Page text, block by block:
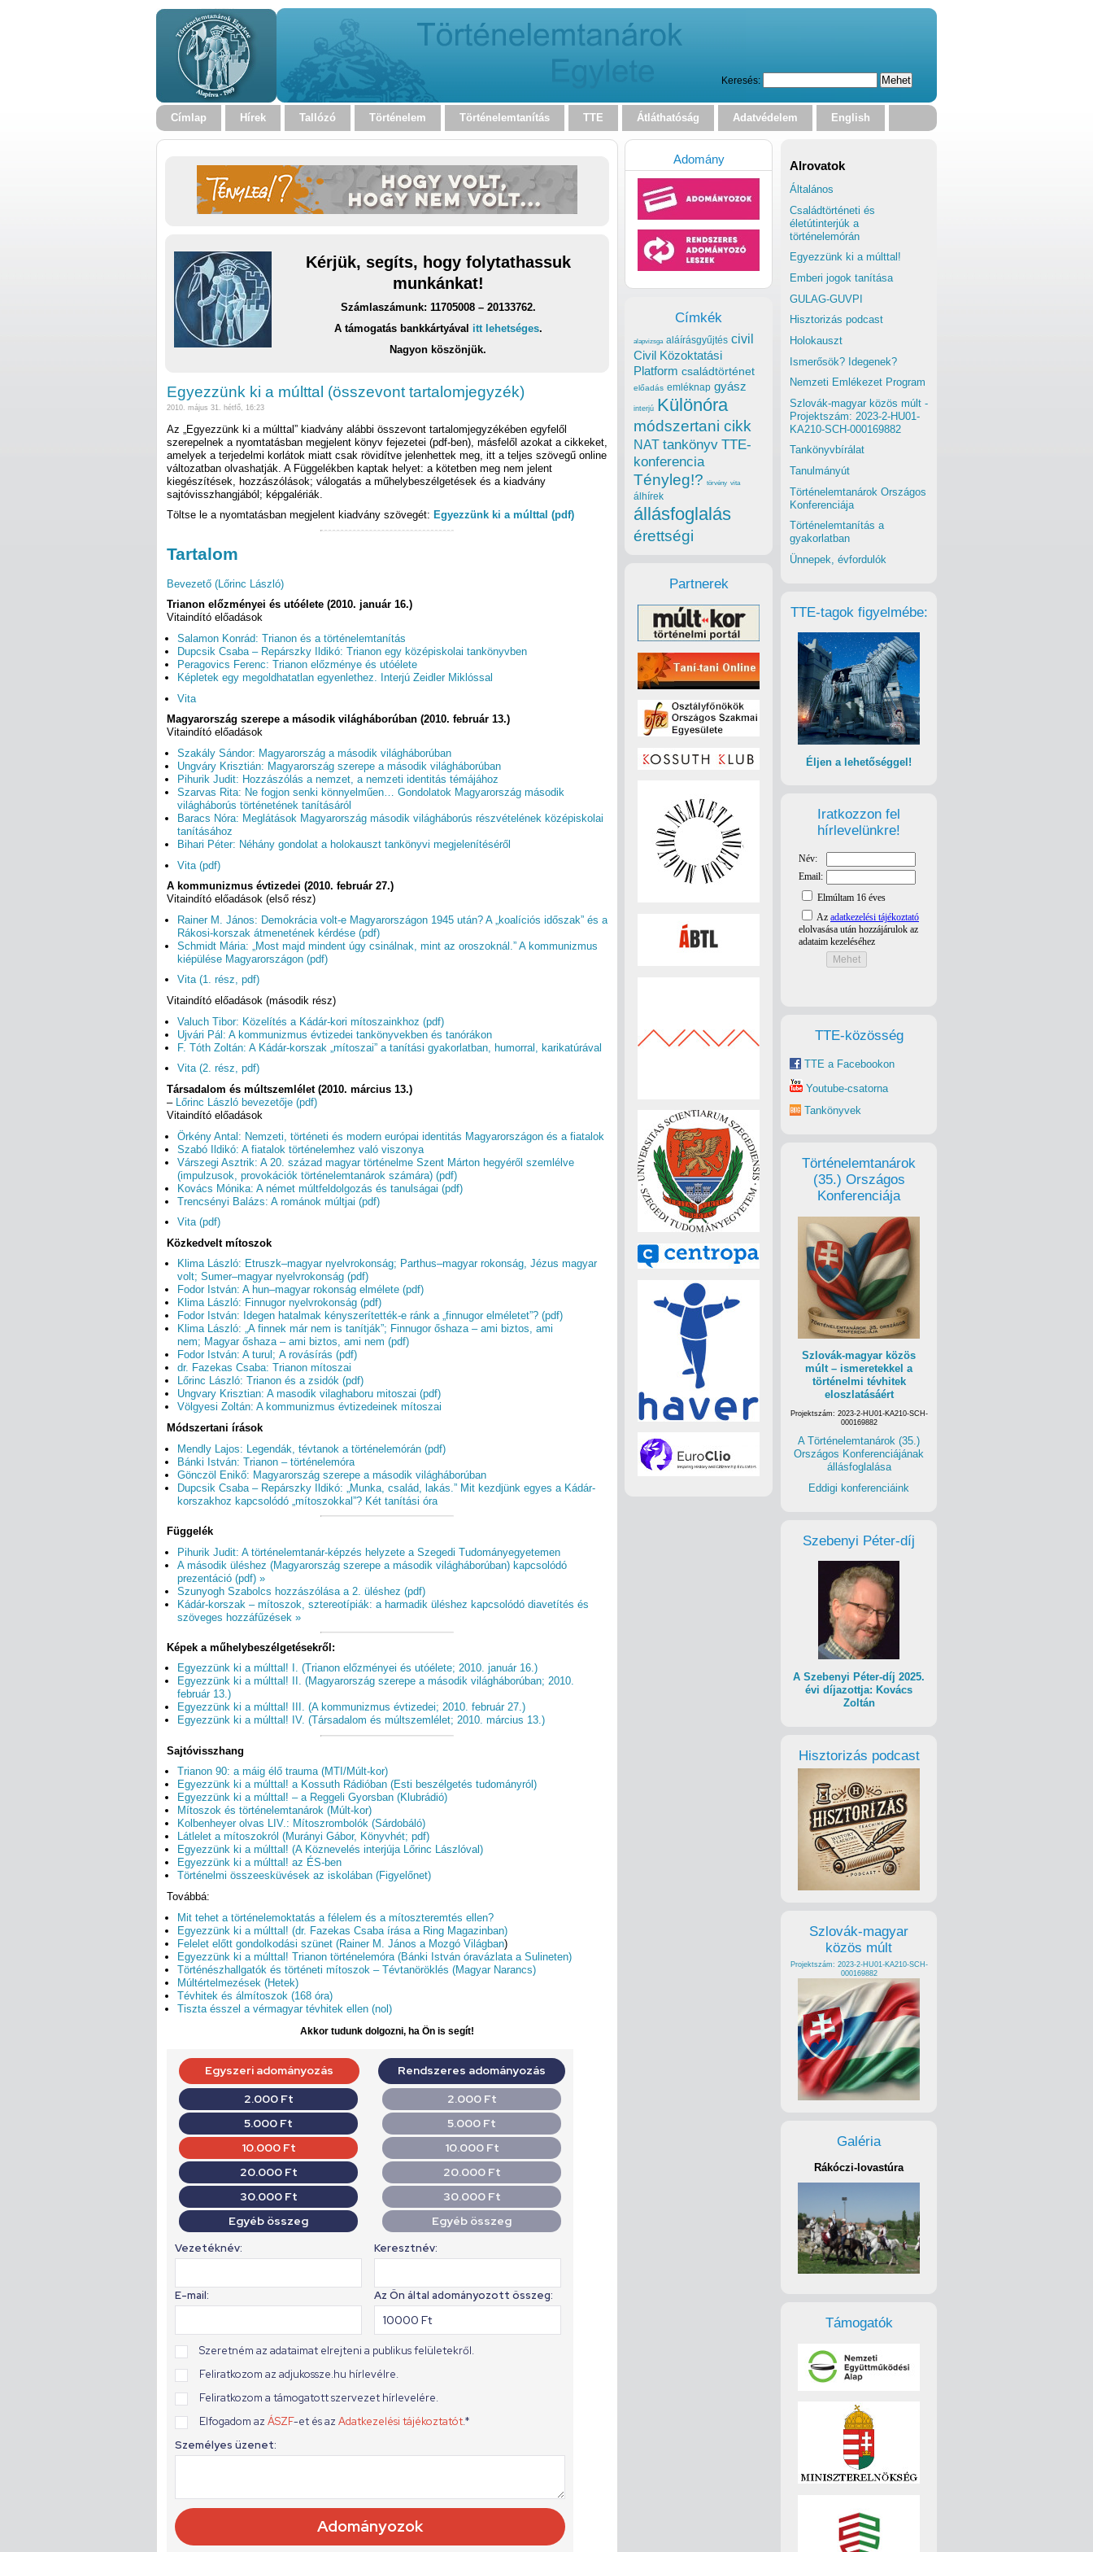
Keresés:
Címlap Hírek Tallózó Történelem Történelemtanítás TTE Átláthatóság Adatvédelem English
Kérjük, segíts, hogy folytathassuk
munkánkat!
Számlaszámunk: 11705008 – 20133762.
A támogatás bankkártyával itt lehetséges.
Nagyon köszönjük.
Egyezzünk ki a múlttal (összevont tartalomjegyzék)
2010. május 31. hétfő, 16:23
Az „Egyezzünk ki a múlttal” kiadvány alábbi összevont tartalomjegyzékében egyfelől
szerepelnek a nyomtatásban megjelent könyv fejezetei (pdf-ben), másfelől azokat a cikkeket,
amelyek a terjedelmi korlátok miatt csak rövidítve jelenhettek meg, itt a teljes szövegű online
változatban olvashatják. A Függelékben kaptak helyet: a kötetben meg nem jelent
kiegészítések, hozzászólások; válogatás a műhelybeszélgetések és a kiadvány
sajtóvisszhangjából; képgalériák.
Töltse le a nyomtatásban megjelent kiadvány szövegét: Egyezzünk ki a múlttal (pdf)
Tartalom
Bevezető (Lőrinc László)
Trianon előzményei és utóélete (2010. január 16.)
Vitaindító előadások
Salamon Konrád: Trianon és a történelemtanítás
Dupcsik Csaba – Repárszky Ildikó: Trianon egy középiskolai tankönyvben
Peragovics Ferenc: Trianon előzménye és utóélete
Képletek egy megoldhatatlan egyenlethez. Interjú Zeidler Miklóssal
Vita
Magyarország szerepe a második világháborúban (2010. február 13.)
Vitaindító előadások
Szakály Sándor: Magyarország a második világháborúban
Ungváry Krisztián: Magyarország szerepe a második világháborúban
Pihurik Judit: Hozzászólás a nemzet, a nemzeti identitás témájához
Szarvas Rita: Ne fogjon senki könnyelműen… Gondolatok Magyarország második
világháborús történetének tanításáról
Baracs Nóra: Meglátások Magyarország második világháborús részvételének középiskolai
tanításához
Bihari Péter: Néhány gondolat a holokauszt tankönyvi megjelenítéséről
Vita (pdf)
A kommunizmus évtizedei (2010. február 27.)
Vitaindító előadások (első rész)
Rainer M. János: Demokrácia volt-e Magyarországon 1945 után? A „koalíciós időszak” és a
Rákosi-korszak átmenetének kérdése (pdf)
Schmidt Mária: „Most majd mindent úgy csinálnak, mint az oroszoknál.” A kommunizmus
kiépülése Magyarországon (pdf)
Vita (1. rész, pdf)
Vitaindító előadások (második rész)
Valuch Tibor: Közelítés a Kádár-kori mítoszainkhoz (pdf)
Ujvári Pál: A kommunizmus évtizedei tankönyvekben és tanórákon
F. Tóth Zoltán: A Kádár-korszak „mítoszai” a tanítási gyakorlatban, humorral, karikatúrával
Vita (2. rész, pdf)
Társadalom és múltszemlélet (2010. március 13.)
–
Lőrinc László bevezetője (pdf)
Vitaindító előadások
Örkény Antal: Nemzeti, történeti és modern európai identitás Magyarországon és a fiatalok
Szabó Ildikó: A fiatalok történelemhez való viszonya
Várszegi Asztrik: A 20. század magyar történelme Szent Márton hegyéről szemlélve
(impulzusok, provokációk történelemtanárok számára) (pdf)
Kovács Mónika: A német múltfeldolgozás és tanulságai (pdf)
Trencsényi Balázs: A románok múltjai (pdf)
Vita (pdf)
Közkedvelt mítoszok
Klima László: Etruszk–magyar nyelvrokonság; Parthus–magyar rokonság, Jézus magyar
volt; Sumer–magyar nyelvrokonság (pdf)
Fodor István: A hun–magyar rokonság elmélete (pdf)
Klima László: Finnugor nyelvrokonság (pdf)
Fodor István: Idegen hatalmak kényszerítették-e ránk a „finnugor elméletet”? (pdf)
Klima László: „A finnek már nem is tanítják”; Finnugor őshaza – ami biztos, ami
nem; Magyar őshaza – ami biztos, ami nem (pdf)
Fodor István: A turul; A rovásírás (pdf)
dr. Fazekas Csaba: Trianon mítoszai
Lőrinc László: Trianon és a zsidók (pdf)
Ungvary Krisztian: A masodik vilaghaboru mitoszai (pdf)
Völgyesi Zoltán: A kommunizmus évtizedeinek mítoszai
Módszertani írások
Mendly Lajos: Legendák, tévtanok a történelemórán (pdf)
Bánki István: Trianon – történelemóra
Gönczöl Enikő: Magyarország szerepe a második világháborúban
Dupcsik Csaba – Repárszky Ildikó: „Munka, család, lakás.” Mit kezdjünk egyes a Kádár-
korszakhoz kapcsolódó „mítoszokkal”? Két tanítási óra
Függelék
Pihurik Judit: A történelemtanár-képzés helyzete a Szegedi Tudományegyetemen
A második üléshez (Magyarország szerepe a második világháborúban) kapcsolódó
prezentáció (pdf) »
Szunyogh Szabolcs hozzászólása a 2. üléshez (pdf)
Kádár-korszak – mítoszok, sztereotípiák: a harmadik üléshez kapcsolódó diavetítés és
szöveges hozzáfűzések »
Képek a műhelybeszélgetésekről:
Egyezzünk ki a múlttal! I. (Trianon előzményei és utóélete; 2010. január 16.)
Egyezzünk ki a múlttal! II. (Magyarország szerepe a második világháborúban; 2010.
február 13.)
Egyezzünk ki a múlttal! III. (A kommunizmus évtizedei; 2010. február 27.)
Egyezzünk ki a múlttal! IV. (Társadalom és múltszemlélet; 2010. március 13.)
Sajtóvisszhang
Trianon 90: a máig élő trauma (MTI/Múlt-kor)
Egyezzünk ki a múlttal! a Kossuth Rádióban (Esti beszélgetés tudományról)
Egyezzünk ki a múlttal! – a Reggeli Gyorsban (Klubrádió)
Mítoszok és történelemtanárok (Múlt-kor)
Kolbenheyer olvas LIV.: Mítoszrombolók (Sárdobáló)
Látlelet a mítoszokról (Murányi Gábor, Könyvhét; pdf)
Egyezzünk ki a múlttal! (A Köznevelés interjúja Lőrinc Lászlóval)
Egyezzünk ki a múlttal! az ÉS-ben
Történelmi összeesküvések az iskolában (Figyelőnet)
Továbbá:
Mit tehet a történelemoktatás a félelem és a mítoszteremtés ellen?
Egyezzünk ki a múlttal! (dr. Fazekas Csaba írása a Ring Magazinban)
Felelet előtt gondolkodási szünet (Rainer M. János a Mozgó Világban)
Egyezzünk ki a múlttal! Trianon történelemóra (Bánki István óravázlata a Sulineten)
Történészhallgatók és történeti mítoszok – Tévtanöröklés (Magyar Narancs)
Múltértelmezések (Hetek)
Tévhitek és álmítoszok (168 óra)
Tiszta ésszel a vérmagyar tévhitek ellen (nol)
Akkor tudunk dolgozni, ha Ön is segít!
Alrovatok
Általános
Családtörténeti és
életútinterjúk a
történelemórán
Egyezzünk ki a múlttal!
Emberi jogok tanítása
GULAG-GUVPI
Hisztorizás podcast
Holokauszt
Ismerősök? Idegenek?
Nemzeti Emlékezet Program
Szlovák-magyar közös múlt -
Projektszám: 2023-2-HU01-
KA210-SCH-000169882
Tankönyvbírálat
Tanulmányút
Történelemtanárok Országos
Konferenciája
Történelemtanítás a
gyakorlatban
Ünnepek, évfordulók
TTE-tagok figyelmébe:
Éljen a lehetőséggel!
Iratkozzon fel
hírlevelünkre!
TTE-közösség
TTE a Facebookon
Youtube-csatorna
Tankönyvek
Történelemtanárok
(35.) Országos
Konferenciája
Szlovák-magyar közös
múlt – ismeretekkel a
történelmi tévhitek
eloszlatásáért
Projektszám: 2023-2-HU01-KA210-SCH-
000169882
A Történelemtanárok (35.)
Országos Konferenciájának
állásfoglalása
Eddigi konferenciáink
Szebenyi Péter-díj
A Szebenyi Péter-díj 2025.
évi díjazottja: Kovács
Zoltán
Hisztorizás podcast
Szlovák-magyar
közös múlt
Projektszám: 2023-2-HU01-KA210-SCH-
000169882
Galéria
Rákóczi-lovastúra
Támogatók
Adomány
Címkék
alapvizsga aláírásgyűjtés civil
Civil Közoktatási
Platform családtörténet
előadás emléknap gyász
interjú Különóra
módszertani cikk
NAT tankönyv TTE-
konferencia
Tényleg!? törvény vita
álhírek
állásfoglalás
érettségi
Partnerek